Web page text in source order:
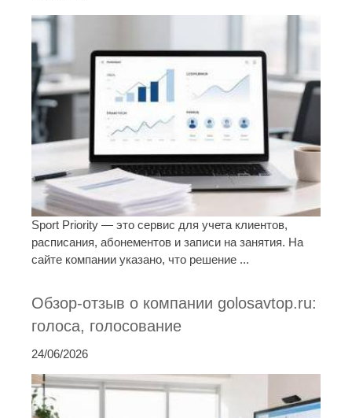
Sport Priority — это сервис для учета клиентов,
расписания, абонементов и записи на занятия. На
сайте компании указано, что решение ...
Обзор-отзыв о компании golosavtop.ru:
голоса, голосование
24/06/2026